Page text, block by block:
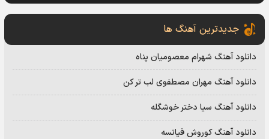
جدیدترین آهنگ ها
دانلود آهنگ شهرام معصومیان پناه
دانلود آهنگ مهران مصطفوی لب تر کن
دانلود آهنگ سیا دختر خوشگله
دانلود آهنگ کوروش فیانسه